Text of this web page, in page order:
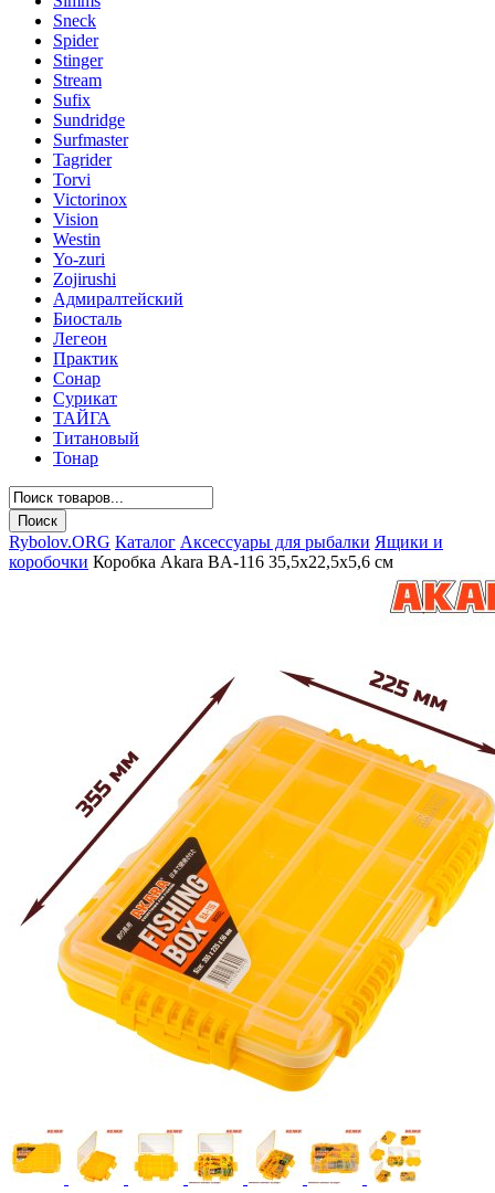
Sneck
Spider
Stinger
Stream
Sufix
Sundridge
Surfmaster
Tagrider
Torvi
Victorinox
Vision
Westin
Yo-zuri
Zojirushi
Адмиралтейский
Биосталь
Легеон
Практик
Сонар
Сурикат
ТАЙГА
Титановый
Тонар
Rybolov.ORG Каталог Аксессуары для рыбалки Ящики и
коробочки Коробка Akara BA-116 35,5х22,5х5,6 см